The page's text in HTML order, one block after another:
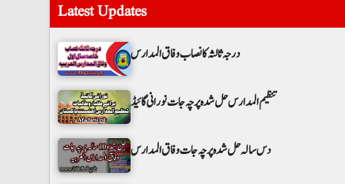
Latest Updates
درجہ ثالثہ کا نصاب وفاق المدارس
تنظیم المدارس حل شدہ پرچہ جات نورانی گائیڈ
دس سالہ حل شدہ پرچہ جات وفاق المدارس